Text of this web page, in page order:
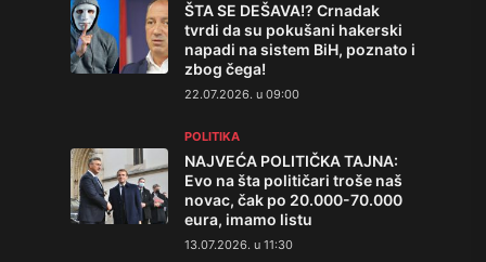
ŠTA SE DEŠAVA!? Crnadak
tvrdi da su pokušani hakerski
napadi na sistem BiH, poznato i
zbog čega!
22.07.2026. u 09:00
POLITIKA
NAJVEĆA POLITIČKA TAJNA:
Evo na šta političari troše naš
novac, čak po 20.000-70.000
eura, imamo listu
13.07.2026. u 11:30